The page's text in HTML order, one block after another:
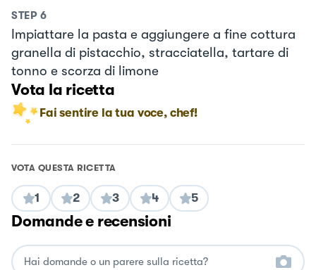
STEP 6
Impiattare la pasta e aggiungere a fine cottura
granella di pistacchio, stracciatella, tartare di
tonno e scorza di limone
Vota la ricetta
Fai sentire la tua voce, chef!
VOTA QUESTA RICETTA
1 2 3 4 5
Domande e recensioni